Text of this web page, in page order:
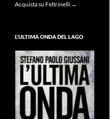
Acquista su Feltrinelli →
L’ULTIMA ONDA DEL LAGO